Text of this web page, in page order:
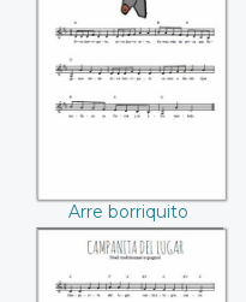
Arre borriquito
Arre borriquito